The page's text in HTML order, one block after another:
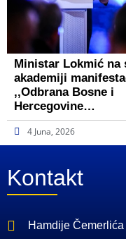
Ministar Lokmić na
akademiji
,,Odbrana Bosne i
Hercegovine…
4 Juna, 2026
Kontakt
Hamdije